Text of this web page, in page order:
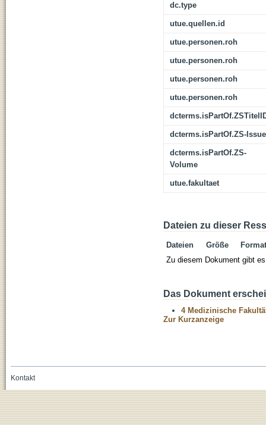
dc.type
utue.quellen.id
utue.personen.roh
utue.personen.roh
utue.personen.roh
utue.personen.roh
dcterms.isPartOf.ZS-Issue
dcterms.isPartOf.ZS-
Volume
utue.fakultaet
Dateien zu dieser
Dateien Größe
Format
Zu diesem Dokument gibt
Das Dokument
4 Medizinische
Zur Kurzanzeige
Kontakt